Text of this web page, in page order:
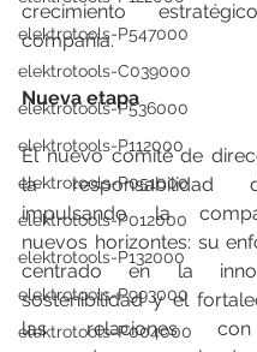
elektrotools-P547000
elektrotools-C039000
elektrotools-P536000
elektrotools-P112000
elektrotools-P051000
elektrotools-P012000
elektrotools-P132000
elektrotools-P993000
elektrotools-P004000
crecimiento
compañía.
Nueva etapa
El nuevo comité de
la responsabilidad
impulsando la
nuevos horizontes: su
centrado en la
sostenibilidad y el
las relaciones con